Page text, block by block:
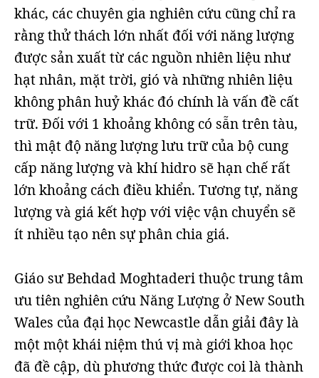
khác, các chuyên gia nghiên cứu cũng chỉ ra
rằng thử thách lớn nhất đối với năng lượng
được sản xuất từ các nguồn nhiên liệu như
hạt nhân, mặt trời, gió và những nhiên liệu
không phân huỷ khác đó chính là vấn đề cất
trữ. Đối với 1 khoảng không có sẵn trên tàu,
thì mật độ năng lượng lưu trữ của bộ cung
cấp năng lượng và khí hidro sẽ hạn chế rất
lớn khoảng cách điều khiển. Tương tự, năng
lượng và giá kết hợp với việc vận chuyển sẽ
ít nhiều tạo nên sự phân chia giá.
Giáo sư Behdad Moghtaderi thuộc trung tâm
ưu tiên nghiên cứu Năng Lượng ở New South
Wales của đại học Newcastle dẫn giải đây là
một một khái niệm thú vị mà giới khoa học
đã đề cập, dù phương thức được coi là thành